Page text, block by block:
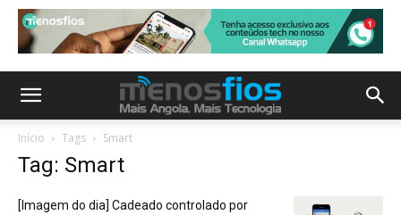
Início Tags Smart
Tag: Smart
[Imagem do dia] Cadeado controlado por